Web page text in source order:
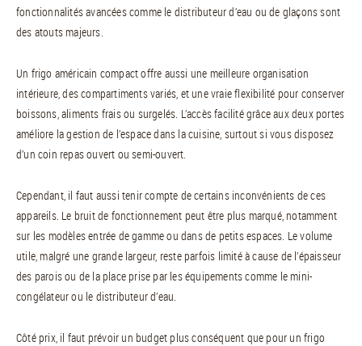
fonctionnalités avancées comme le distributeur d’eau ou de glaçons sont
des atouts majeurs.
Un frigo américain compact offre aussi une meilleure organisation
intérieure, des compartiments variés, et une vraie flexibilité pour conserver
boissons, aliments frais ou surgelés. L’accès facilité grâce aux deux portes
améliore la gestion de l’espace dans la cuisine, surtout si vous disposez
d’un coin repas ouvert ou semi-ouvert.
Cependant, il faut aussi tenir compte de certains inconvénients de ces
appareils. Le bruit de fonctionnement peut être plus marqué, notamment
sur les modèles entrée de gamme ou dans de petits espaces. Le volume
utile, malgré une grande largeur, reste parfois limité à cause de l’épaisseur
des parois ou de la place prise par les équipements comme le mini-
congélateur ou le distributeur d’eau.
Côté prix, il faut prévoir un budget plus conséquent que pour un frigo